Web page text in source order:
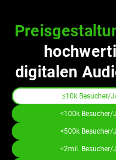
digitalen
≤10k Besucher/
<100k Besucher/
<500k Besucher/
<2mil. Besucher/